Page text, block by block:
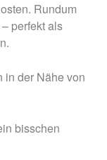
Rundum
perfekt als
in der Nähe von
bisschen